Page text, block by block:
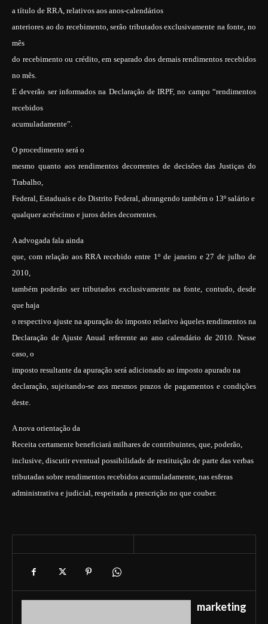
a título de RRA, relativos aos anos-calendários
anteriores ao do recebimento, serão tributados exclusivamente na fonte, no
mês
do recebimento ou crédito, em separado dos demais rendimentos recebidos
no mês.
E deverão ser informados na Declaração de IRPF, no campo “rendimentos
recebidos
acumuladamente”.
O procedimento será o
mesmo quanto aos rendimentos decorrentes de decisões das Justiças do
Trabalho,
Federal, Estaduais e do Distrito Federal, abrangendo também o 13º salário e
qualquer acréscimo e juros deles decorrentes.
A advogada fala ainda
que, com relação aos RRA recebido entre 1º de janeiro e 27 de julho de
2010,
também poderão ser tributados exclusivamente na fonte, contudo, desde
que haja
o respectivo ajuste na apuração do imposto relativo àqueles rendimentos na
Declaração de Ajuste Anual referente ao ano calendário de 2010. Nesse
caso, o
imposto resultante da apuração será adicionado ao imposto apurado na
declaração, sujeitando-se aos mesmos prazos de pagamentos e condições
deste.
A nova orientação da
Receita certamente beneficiará milhares de contribuintes, que, poderão,
inclusive, discutir eventual possibilidade de restituição de parte das verbas
tributadas sobre rendimentos recebidos acumuladamente, nas esferas
administrativa e judicial, respeitada a prescrição no que couber.
marketing